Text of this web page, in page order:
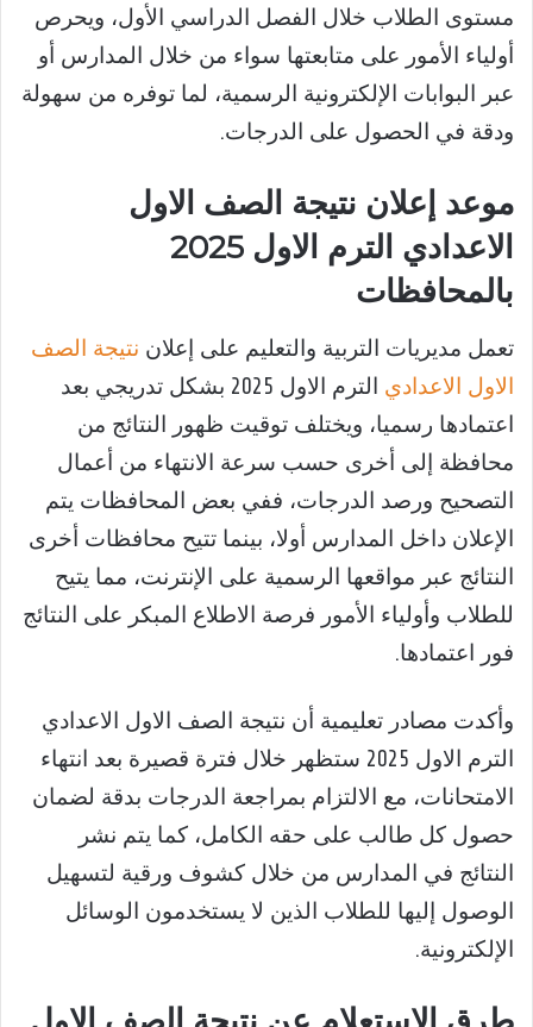
مستوى الطلاب خلال الفصل الدراسي الأول، ويحرص
أولياء الأمور على متابعتها سواء من خلال المدارس أو
عبر البوابات الإلكترونية الرسمية، لما توفره من سهولة
ودقة في الحصول على الدرجات.
موعد إعلان نتيجة الصف الاول
الاعدادي الترم الاول 2025
بالمحافظات
تعمل مديريات التربية والتعليم على إعلان نتيجة الصف
الاول الاعدادي
الترم الاول 2025 بشكل تدريجي بعد
اعتمادها رسميا، ويختلف توقيت ظهور النتائج من
محافظة إلى أخرى حسب سرعة الانتهاء من أعمال
التصحيح ورصد الدرجات، ففي بعض المحافظات يتم
الإعلان داخل المدارس أولا، بينما تتيح محافظات أخرى
النتائج عبر مواقعها الرسمية على الإنترنت، مما يتيح
للطلاب وأولياء الأمور فرصة الاطلاع المبكر على النتائج
فور اعتمادها.
وأكدت مصادر تعليمية أن نتيجة الصف الاول الاعدادي
الترم الاول 2025 ستظهر خلال فترة قصيرة بعد انتهاء
الامتحانات، مع الالتزام بمراجعة الدرجات بدقة لضمان
حصول كل طالب على حقه الكامل، كما يتم نشر
النتائج في المدارس من خلال كشوف ورقية لتسهيل
الوصول إليها للطلاب الذين لا يستخدمون الوسائل
الإلكترونية.